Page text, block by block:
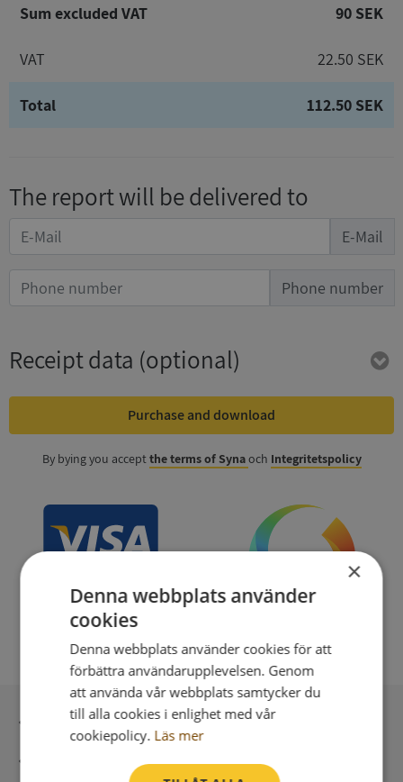
Sum excluded VAT 90 SEK
VAT 22.50 SEK
Total 112.50 SEK
The report will be delivered to
E-Mail
Phone number
Receipt data (optional)
Purchase and download
By bying you acceptthe terms of Synaoch Integritetspolicy
Secure payment with stripe
Direct digital delivery
×
Denna webbplats använder
cookies
Denna webbplats använder cookies för att
förbättra användarupplevelsen. Genom
att använda vår webbplats samtycker du
till alla cookies i enlighet med vår
cookiepolicy. Läs mer